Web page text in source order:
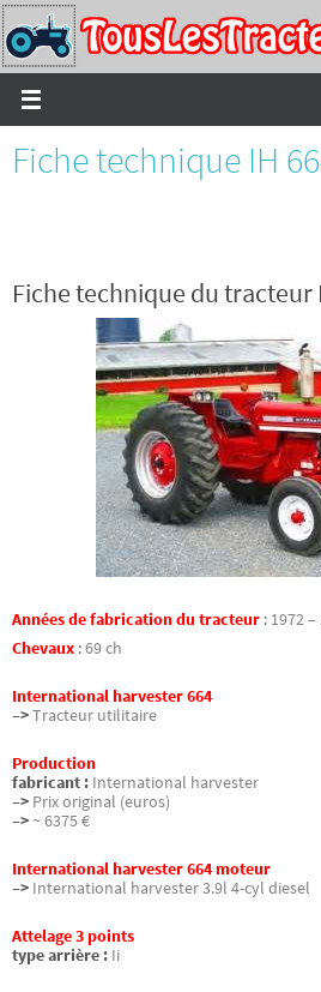
Passer
vers
le
contenu
Fiche technique IH
Fiche technique du tracteur
Années de fabrication du tracteur : 1972 –
Chevaux :69 ch
International harvester 664
–>Tracteur utilitaire
Production
fabricant : International harvester
–> Prix original (euros)
–> ~ 6375 €
International harvester 664 moteur
–> International harvester 3.9l 4-cyl diesel
Attelage 3 points
type arrière : Ii